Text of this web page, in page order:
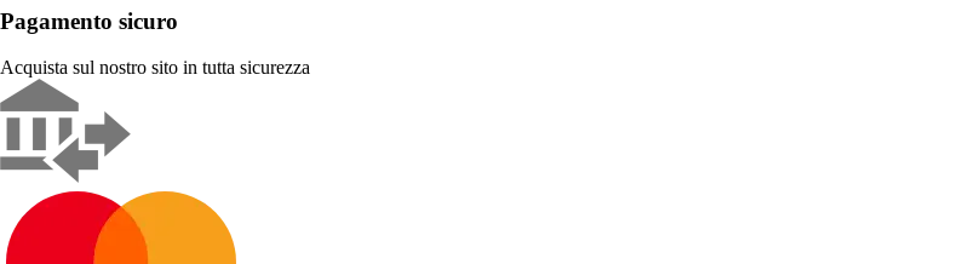
Pagamento sicuro
Acquista sul nostro sito in tutta sicurezza